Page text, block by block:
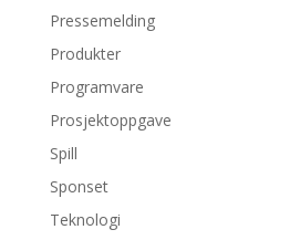
Pressemelding
Produkter
Programvare
Prosjektoppgave
Spill
Sponset
Teknologi